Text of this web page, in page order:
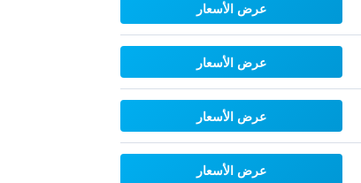
عرض الأسعار
عرض الأسعار
عرض الأسعار
عرض الأسعار